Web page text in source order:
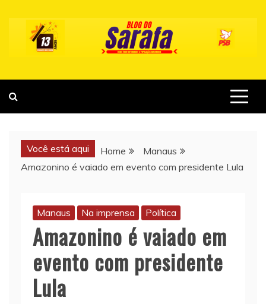
content
Você está aqui Home
Manaus
Amazonino é vaiado em evento com presidente Lula
Manaus Na imprensa Política
Amazonino é vaiado em
evento com presidente
Lula